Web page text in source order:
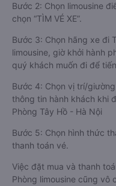
Bước 2: Chọn limousine
chọn “TÌM VÉ XE”.
Bước 3: Chọn hãng xe đi
limousine, giờ khởi hành
quý khách muốn đi để
Bước 4: Chọn vị trí/
thông tin hành khách khi
Phòng Tây Hồ - Hà Nội
Bước 5: Chọn hình thức
thanh toán vé.
Việc đặt mua và thanh
Phòng limousine cũng vô